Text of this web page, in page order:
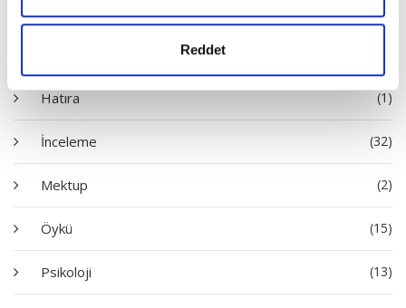
Reddet
Hatıra (1)
İnceleme (32)
Mektup (2)
Öykü (15)
Psikoloji (13)